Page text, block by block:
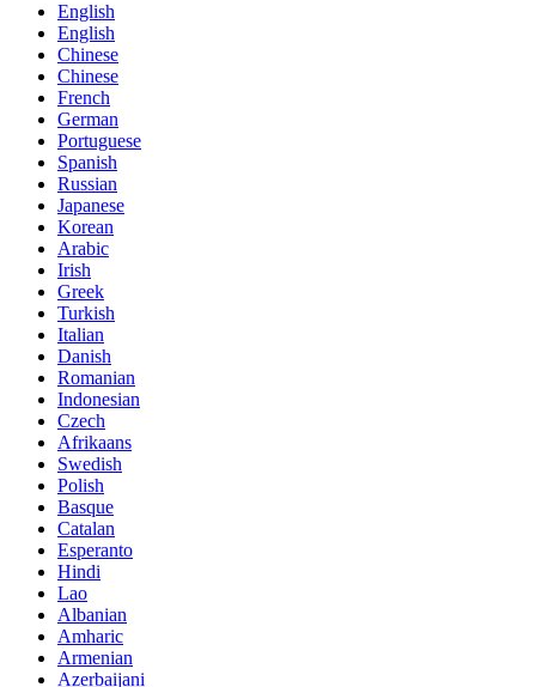
English
English
Chinese
Chinese
French
German
Portuguese
Spanish
Russian
Japanese
Korean
Arabic
Irish
Greek
Turkish
Italian
Danish
Romanian
Indonesian
Czech
Afrikaans
Swedish
Polish
Basque
Catalan
Esperanto
Hindi
Lao
Albanian
Amharic
Armenian
Azerbaijani